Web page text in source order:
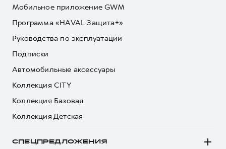
Мобильное приложение GWM
Программа «HAVAL Защита+»
Руководства по эксплуатации
Подписки
Автомобильные аксессуары
Коллекция CITY
Коллекция Базовая
Коллекция Детская
СПЕЦПРЕДЛОЖЕНИЯ